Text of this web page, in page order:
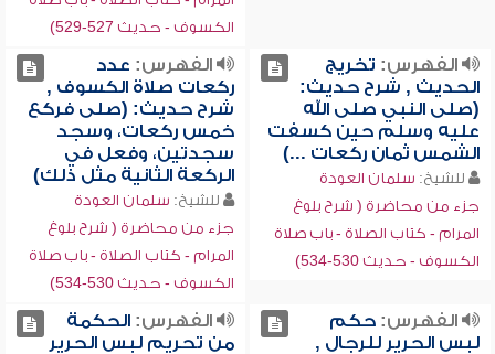
الكسوف - حديث 527-529)
الفهرس: تخريج
الحديث , شرح حديث:
(صلى النبي صلى الله
عليه وسلم حين كسفت
الشمس ثمان ركعات ...)
للشيخ: سلمان العودة
جزء من محاضرة ( شرح بلوغ
المرام - كتاب الصلاة - باب صلاة
الكسوف - حديث 530-534)
الفهرس: عدد
ركعات صلاة الكسوف ,
شرح حديث: (صلى فركع
خمس ركعات، وسجد
سجدتين، وفعل في
الركعة الثانية مثل ذلك)
للشيخ: سلمان العودة
جزء من محاضرة ( شرح بلوغ
المرام - كتاب الصلاة - باب صلاة
الكسوف - حديث 530-534)
الفهرس:حكم
لبس الحرير للرجال ,
الفهرس:الحكمة
من تحريم لبس الحرير